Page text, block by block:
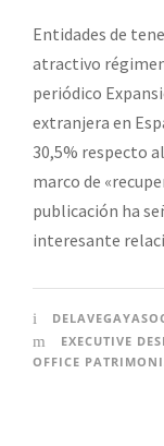
Entidades de
atractivo
periódico
extranjera en
30,5% respecto
marco de
publicación ha
interesante
EXECUTIVE
OFFICE